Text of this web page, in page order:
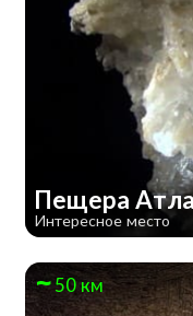
Пещера
Интересное место
50 км